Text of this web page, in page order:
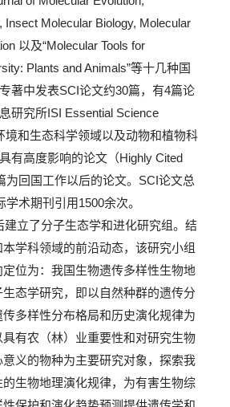
Insect Molecular Biology, Molecular
以及“Molecular Tools for
Plants and Animals”等十几种国
著中发表SCI论文约30篇，有4篇论
研究所ISI Essential Science
境和生态科学领域以及动物和植物科
有高度影响的论文（Highly Cited
为回国工作以后的论文。SCI论文总
术期刊引用1500余次。
立了分子生态学和进化研究组。结
学科领域的前沿动态，该研究小组
位为：我国生物遗传多样性生物地
态学研究，即以自然种群的遗传分
多样性分布格局和历史演化规律为
有农（林）业重要性和对研究生物
义的物种为主要研究对象，探索我
生物地理演化规律，为有害生物综